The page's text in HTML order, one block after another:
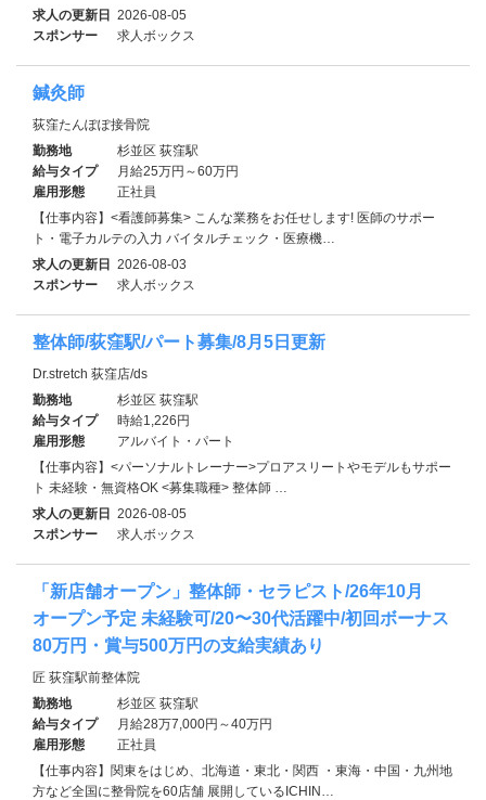
求人の更新日 2026-08-05
スポンサー
求人ボックス
鍼灸師
荻窪たんぽぽ接骨院
勤務地
杉並区 荻窪駅
給与タイプ
月給25万円～60万円
雇用形態
正社員
【仕事内容】<看護師募集> こんな業務をお任せします! 医師のサポー
ト・電子カルテの入力 バイタルチェック・医療機…
求人の更新日 2026-08-03
スポンサー
求人ボックス
整体師/荻窪駅/パート募集/8月5日更新
Dr.stretch 荻窪店/ds
勤務地
杉並区 荻窪駅
給与タイプ
時給1,226円
雇用形態
アルバイト・パート
【仕事内容】<パーソナルトレーナー>プロアスリートやモデルもサポー
ト 未経験・無資格OK <募集職種> 整体師 …
求人の更新日 2026-08-05
スポンサー
求人ボックス
「新店舗オープン」整体師・セラピスト/26年10月
オープン予定 未経験可/20〜30代活躍中/初回ボーナス
80万円・賞与500万円の支給実績あり
匠 荻窪駅前整体院
勤務地
杉並区 荻窪駅
給与タイプ
月給28万7,000円～40万円
雇用形態
正社員
【仕事内容】関東をはじめ、北海道・東北・関西 ・東海・中国・九州地
方など全国に整骨院を60店舗 展開しているICHIN…